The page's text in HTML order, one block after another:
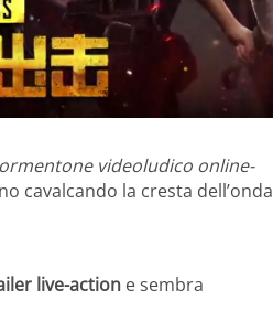
videoludico online-
cavalcando la cresta dell’onda
live-action e sembra